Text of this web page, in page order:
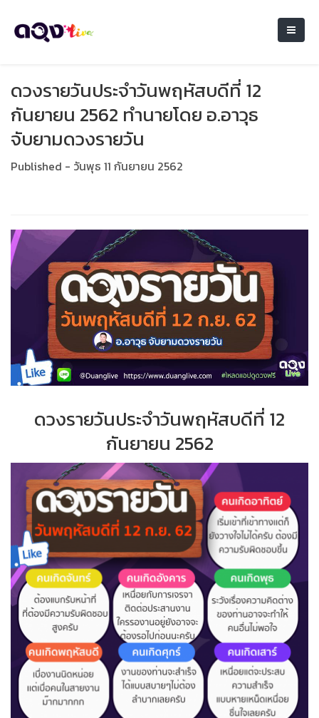
ดวงรายวันประจำวันพฤหัสบดีที่ 12
กันยายน 2562 ทำนายโดย อ.อาวุธ
จับยามดวงรายวัน
Published - วันพุธ 11 กันยายน 2562
ดวงรายวันประจำวันพฤหัสบดีที่ 12
กันยายน 2562